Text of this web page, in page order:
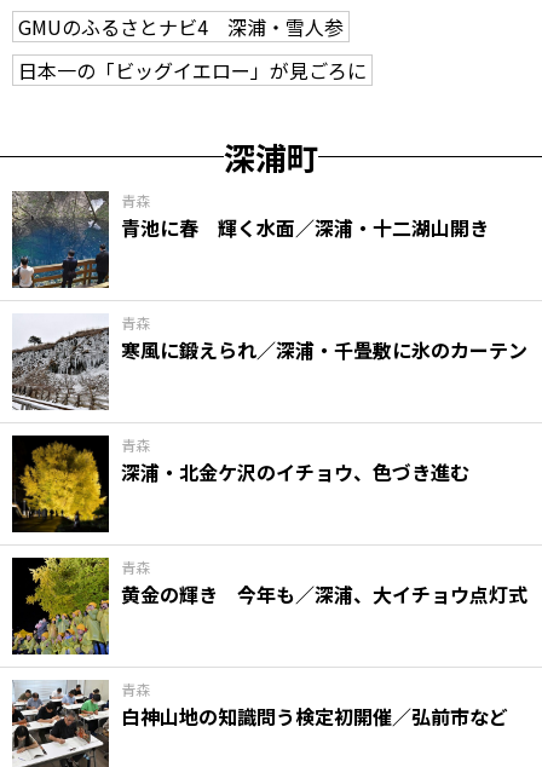
GMUのふるさとナビ4 深浦・雪人参
日本一の「ビッグイエロー」が見ごろに
深浦町
青森
青池に春 輝く水面／深浦・十二湖山開き
青森
寒風に鍛えられ／深浦・千畳敷に氷のカーテン
青森
深浦・北金ケ沢のイチョウ、色づき進む
青森
黄金の輝き 今年も／深浦、大イチョウ点灯式
青森
白神山地の知識問う検定初開催／弘前市など